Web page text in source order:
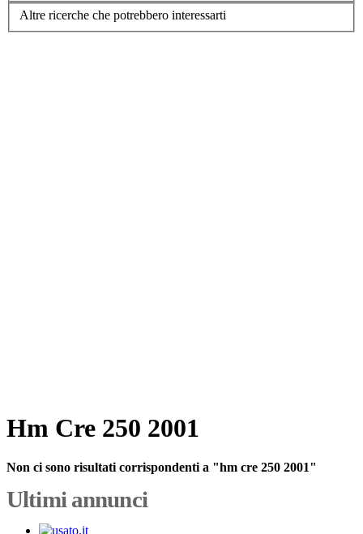
Altre ricerche che potrebbero interessarti
Hm Cre 250 2001
Non ci sono risultati corrispondenti a "hm cre 250 2001"
Ultimi annunci